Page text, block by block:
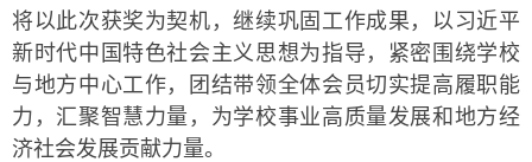
将以此次获奖为契机，继续巩固工作成果，以习近平
新时代中国特色社会主义思想为指导，紧密围绕学校
与地方中心工作，团结带领全体会员切实提高履职能
力，汇聚智慧力量，为学校事业高质量发展和地方经
济社会发展贡献力量。